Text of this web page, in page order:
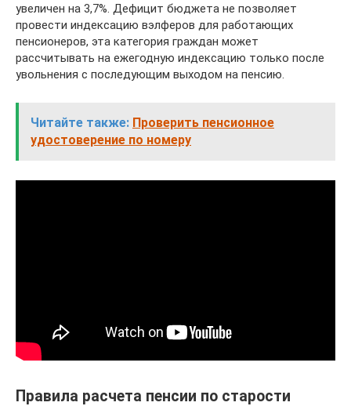
увеличен на 3,7%. Дефицит бюджета не позволяет
провести индексацию вэлферов для работающих
пенсионеров, эта категория граждан может
рассчитывать на ежегодную индексацию только после
увольнения с последующим выходом на пенсию.
Читайте также: Проверить пенсионное
удостоверение по номеру
Правила расчета пенсии по старости